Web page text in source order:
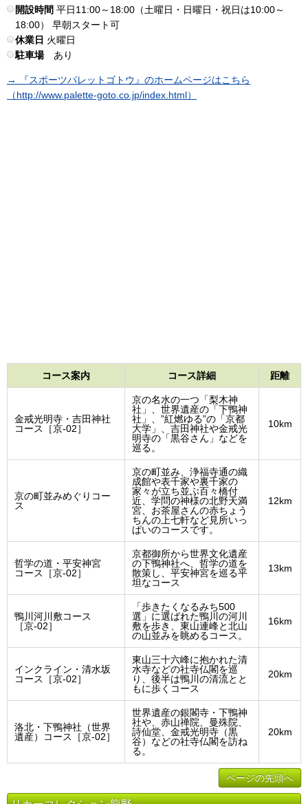
開設時間 平日11:00～18:00（土曜日・日曜日・祝日は10:00～
18:00） 早朝スタート可
休業日 火曜日
駐車場あり
→ 『スポーツパレットゴトウ』のホームページはこちら
（http://www.palette-goto.co.jp/index.html）
コース案内 コース詳細 距離
金戒光明寺・吉田神社
コース［京-02］
京の名水の一つ「梨木神
社」、世界遺産の「下鴨神
社」、”紅燃ゆる”の「京都
大学」、吉田神社や金戒光
明寺の「黒谷さん」などを
巡る。
10km
京の町並みめぐりコー
ス
京の町並み、浄福寺通の織
成館や表千家や裏千家の
家々が立ち並ぶ百々橋付
近、学問の神様の北野天満
宮、お茶屋さんの赤ちょう
ちんの上七軒など見所いっ
ぱいのコースです。
12km
哲学の道・平安神宮
コース［京-02］
京都御所から世界文化遺産
の下鴨神社へ、哲学の道を
散策し、平安神宮を巡る平
坦なコース
13km
鴨川河川敷コース
［京-02］
「歩きたくなるみち500
選」に選ばれた鴨川の河川
敷を歩き、東山連峰と北山
の山並みを眺めるコース。
16km
インクライン・清水坂
コース［京-02］
東山三十六峰に抱かれた清
水寺などの社寺仏閣を巡
り、後半は鴨川の清流とと
もに歩くコース
20km
洛北・下鴨神社（世界
遺産）コース［京-02］
世界遺産の銀閣寺・下鴨神
社や、赤山禅院、曼殊院、
詩仙堂、金戒光明寺（黒
谷）などの社寺仏閣を訪ね
る。
20km
ページの先頭へ